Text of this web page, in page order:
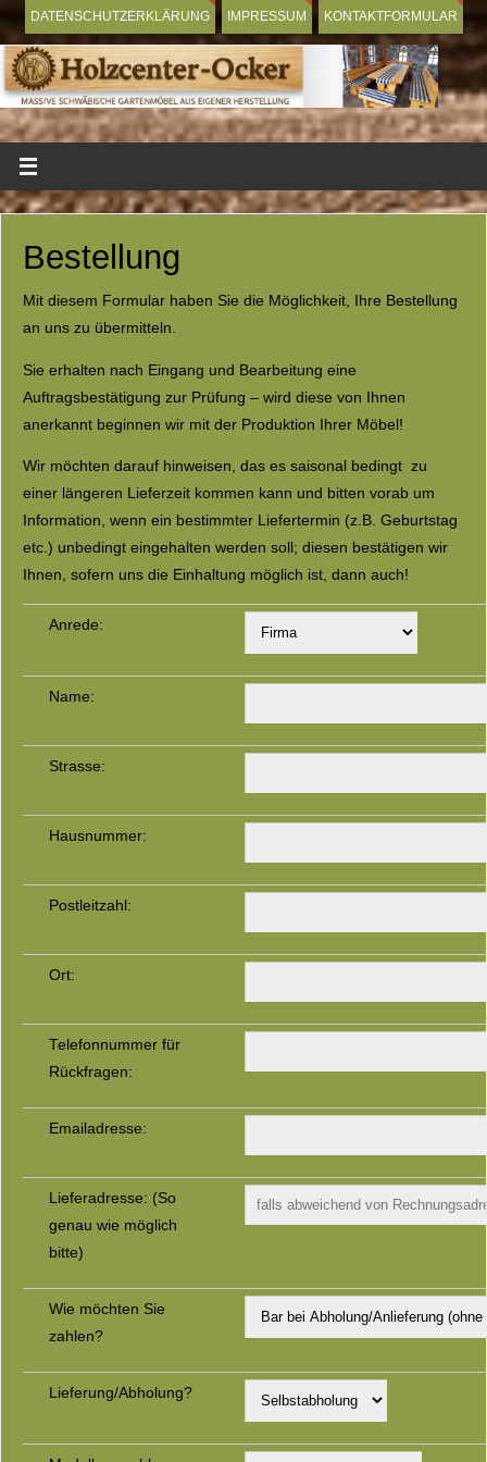
DATENSCHUTZERKLÄRUNG IMPRESSUM KONTAKTFORMULAR
Bestellung
Mit diesem Formular haben Sie die Möglichkeit, Ihre Bestellung
an uns zu übermitteln.
Sie erhalten nach Eingang und Bearbeitung eine
Auftragsbestätigung zur Prüfung – wird diese von Ihnen
anerkannt beginnen wir mit der Produktion Ihrer Möbel!
Wir möchten darauf hinweisen, das es saisonal bedingt zu
einer längeren Lieferzeit kommen kann und bitten vorab um
Information, wenn ein bestimmter Liefertermin (z.B. Geburtstag
etc.) unbedingt eingehalten werden soll; diesen bestätigen wir
Ihnen, sofern uns die Einhaltung möglich ist, dann auch!
Anrede:
Name:
Strasse:
Hausnummer:
Postleitzahl:
Ort:
Telefonnummer für
Rückfragen:
Emailadresse:
Lieferadresse: (So
genau wie möglich
bitte)
Wie möchten Sie
zahlen?
Lieferung/Abholung?